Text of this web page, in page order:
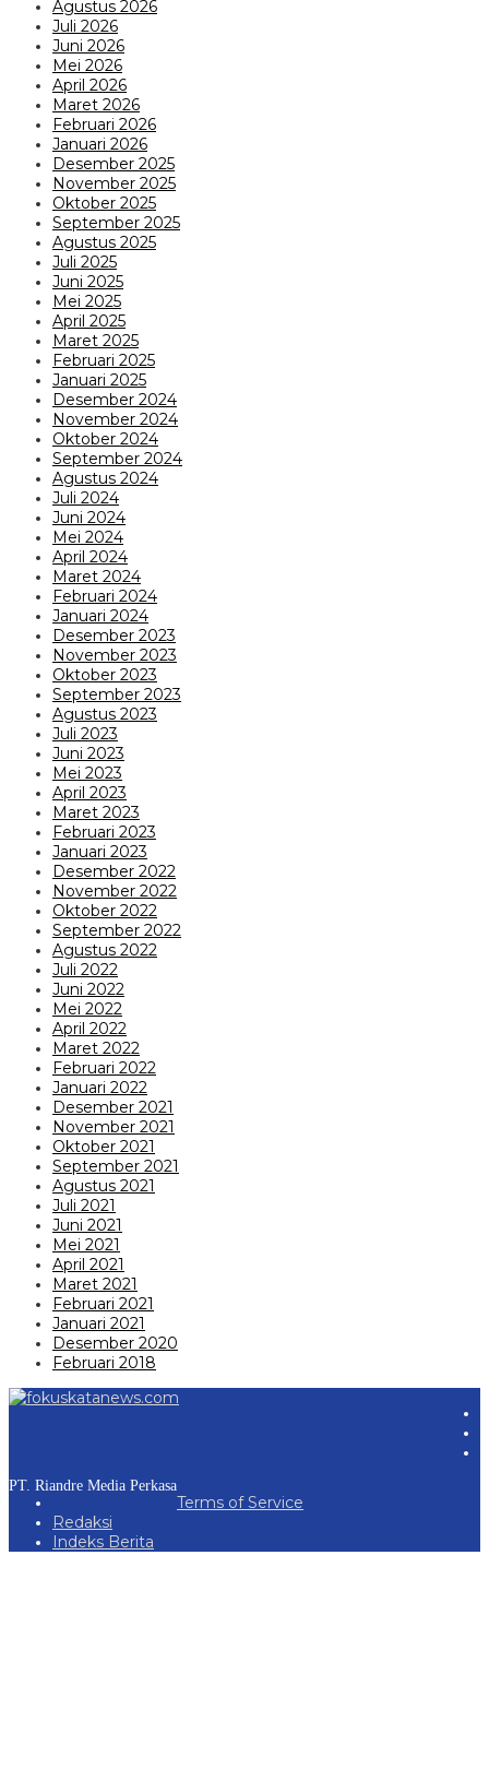
Agustus 2026
Juli 2026
Juni 2026
Mei 2026
April 2026
Maret 2026
Februari 2026
Januari 2026
Desember 2025
November 2025
Oktober 2025
September 2025
Agustus 2025
Juli 2025
Juni 2025
Mei 2025
April 2025
Maret 2025
Februari 2025
Januari 2025
Desember 2024
November 2024
Oktober 2024
September 2024
Agustus 2024
Juli 2024
Juni 2024
Mei 2024
April 2024
Maret 2024
Februari 2024
Januari 2024
Desember 2023
November 2023
Oktober 2023
September 2023
Agustus 2023
Juli 2023
Juni 2023
Mei 2023
April 2023
Maret 2023
Februari 2023
Januari 2023
Desember 2022
November 2022
Oktober 2022
September 2022
Agustus 2022
Juli 2022
Juni 2022
Mei 2022
April 2022
Maret 2022
Februari 2022
Januari 2022
Desember 2021
November 2021
Oktober 2021
September 2021
Agustus 2021
Juli 2021
Juni 2021
Mei 2021
April 2021
Maret 2021
Februari 2021
Januari 2021
Desember 2020
Februari 2018
PT. Riandre Media Perkasa
Terms of Service
Redaksi
Indeks Berita